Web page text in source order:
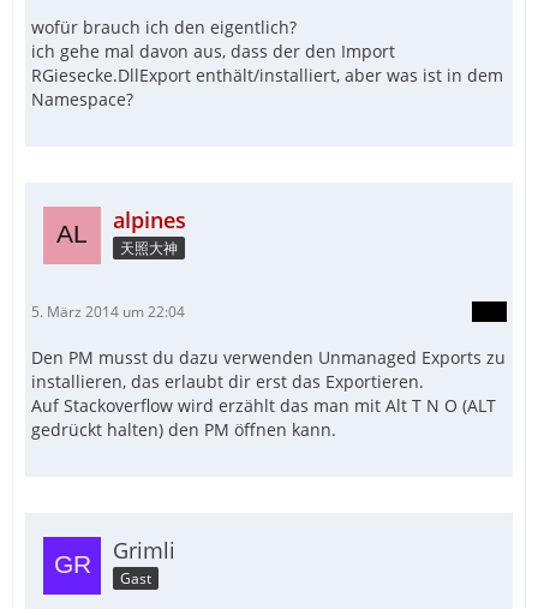
wofür brauch ich den eigentlich?
ich gehe mal davon aus, dass der den Import
RGiesecke.DllExport enthält/installiert, aber was ist in dem
Namespace?
alpines
天照大神
5. März 2014 um 22:04
Den PM musst du dazu verwenden Unmanaged Exports zu
installieren, das erlaubt dir erst das Exportieren.
Auf Stackoverflow wird erzählt das man mit Alt T N O (ALT
gedrückt halten) den PM öffnen kann.
Grimli
Gast